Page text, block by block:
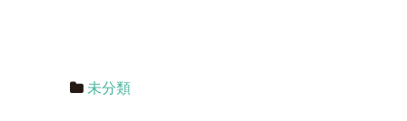
未分類